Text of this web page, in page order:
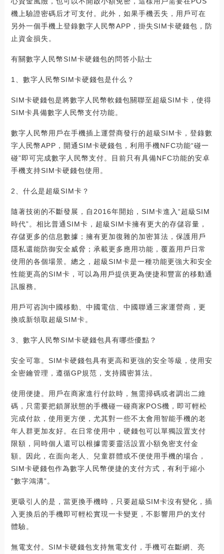
機上驗證密碼后才可支付。此外，如果手機丟失，用戶可在
另外一個手機上登錄數字人民幣APP，掛失SIM卡硬錢包，防
止資金損失。
有關數字人民幣SIM卡硬錢包的問答小貼士
1、數字人民幣SIM卡硬錢包是什么？
SIM卡硬錢包是將數字人民幣軟錢包關聯至超級SIM卡，使得
SIM卡具備數字人民幣支付功能。
數字人民幣用戶在手機插上運營商發行的超級SIM卡，登錄數
字人民幣APP，開通SIM卡硬錢包，利用手機NFC功能“碰一
碰”即可完成數字人民幣支付。目前只有具備NFC功能的安卓
手機支持SIM卡硬錢包使用。
2、什么是超級SIM卡？
隨著技術的不斷發展，自2016年開始，SIM卡進入“超級SIM
時代”。相比普通SIM卡，超級SIM卡擁有更大的存儲容量，
存儲更多的信息數據；擁有更加復雜的加密算法，保護用戶
隱私還能防御安全威脅；承載更多應用功能，覆蓋用戶日常
使用的各個場景。總之，超級SIM卡是一種功能更強大和安全
性能更高的SIM卡，可以為用戶提供更為便捷和豐富的移動通
訊服務。
用戶可咨詢中國移動、中國電信、中國聯通三家運營商，更
換或新領取超級SIM卡。
3、數字人民幣SIM卡硬錢包具有哪些優點？
安全可靠。SIM卡硬錢包具有更高和更強的安全等級，使用安
全密鑰管理，遵循GP規范，支持國密算法。
使用便捷。用戶在商家進行付款時，無需掃碼或者調出二維
碼，只需要把鎖屏狀態的手機碰一碰商家POS機，即可輕松
完成付款，使用更方便，尤其對一些不太會用智能手機的老
年人群更加友好。在日常使用中，硬錢包可以單獨設置支付
限額，同時個人還可以根據需要靈活設置小額免密支付金
額。因此，在面向老人、兒童群體或不便使用手機的場合，
SIM卡硬錢包作為數字人民幣便捷的支付方式，有利于縮小
“數字鴻溝”。
更吸引人的是，當更換手機時，只要超級SIM卡沒有變化，插
入更換后的手機即可輕松實現一卡變更，不影響用戶的支付
體驗。
無電支付。SIM卡硬錢包支持無電支付，手機可在斷網、亮